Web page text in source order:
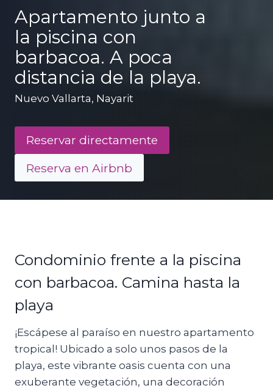
Apartamento junto a
la piscina con
barbacoa. A poca
distancia de la playa.
Nuevo Vallarta, Nayarit
Reservar directamente
Reserva en Airbnb
Condominio frente a la piscina
con barbacoa. Camina hasta la
playa
¡Escápese al paraíso en nuestro apartamento
tropical! Ubicado a solo unos pasos de la
playa, este vibrante oasis cuenta con una
exuberante vegetación, una decoración